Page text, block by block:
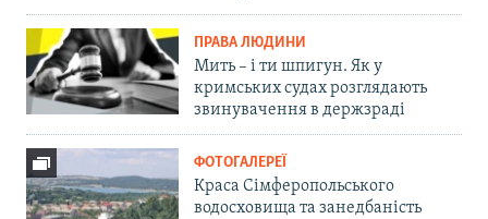
ПРАВА ЛЮДИНИ
Мить – і ти шпигун. Як у
кримських судах розглядають
звинувачення в держзраді
ФОТОГАЛЕРЕЇ
Краса Сімферопольського
водосховища та занедбаність